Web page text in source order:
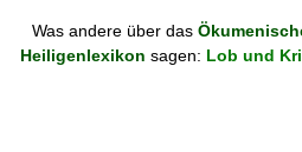
Was andere über das
Heiligenlexikon sagen: Lob und